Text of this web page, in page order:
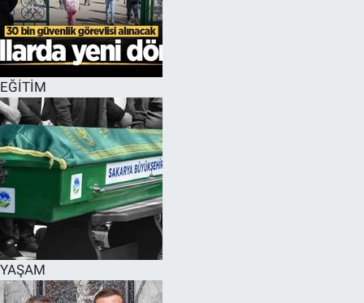
EĞİTİM
YAŞAM
EĞİTİM
MAGAZİN
ÖZEL HABER
HALK54 PANORAMA